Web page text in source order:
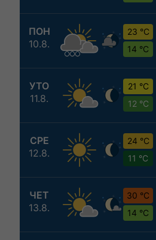
ПОН
10.8.
23 °C
14 °C
УТО
11.8.
21 °C
12 °C
СРЕ
12.8.
24 °C
11 °C
ЧЕТ
13.8.
30 °C
14 °C